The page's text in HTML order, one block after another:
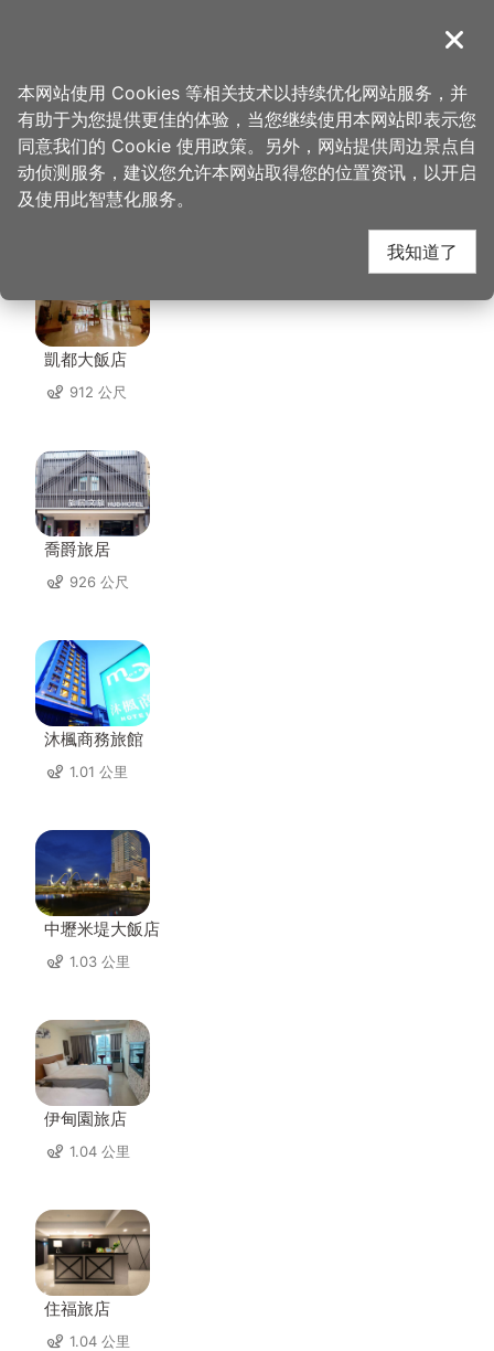
導覽
首页 > 想去的地方 > 美食、购物 > 阿海饮食店
阿海饮食店 周边住宿
凱都大飯店
912 公尺
喬爵旅居
926 公尺
沐楓商務旅館
1.01 公里
中壢米堤大飯店
1.03 公里
伊甸園旅店
1.04 公里
住福旅店
1.04 公里
关闭
本网站使用 Cookies 等相关技术以持续优化网站服务，并
有助于为您提供更佳的体验，当您继续使用本网站即表示您
同意我们的 Cookie 使用政策。另外，网站提供周边景点自
动侦测服务，建议您允许本网站取得您的位置资讯，以开启
及使用此智慧化服务。
我知道了